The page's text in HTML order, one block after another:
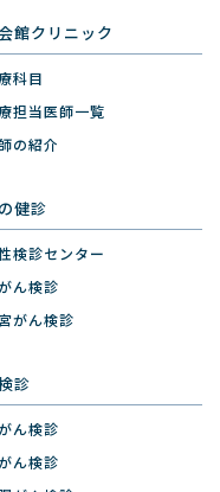
館クリニック
科目
担当医師一覧
の紹介
健診
検診センター
ん検診
がん検診
診
ん検診
ん検診